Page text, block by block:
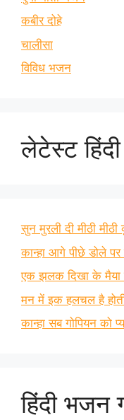
कबीर दोहे
चालीसा
विविध भजन
लेटेस्ट
सुन मुरली दी मीठी
कान्हा आगे पीछे डोले पर
एक झलक दिखा के मैया
मन में इक हलचल है
कान्हा सब गोपियन को
हिंदी भजन